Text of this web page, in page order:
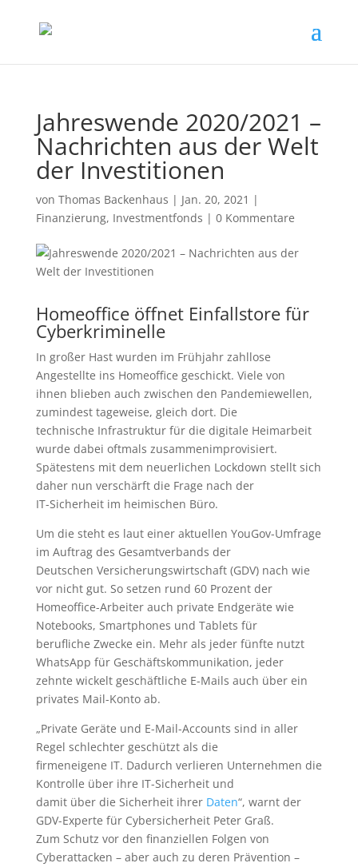
Jahreswende 2020/2021 –
Nachrichten aus der Welt
der Investitionen
von Thomas Backenhaus | Jan. 20, 2021 |
Finanzierung, Investmentfonds | 0 Kommentare
Homeoffice öffnet Einfallstore für
Cyberkriminelle
In großer Hast wurden im Frühjahr zahllose
Angestellte ins Homeoffice geschickt. Viele von
ihnen blieben auch zwischen den Pandemiewellen,
zumindest tageweise, gleich dort. Die
technische Infrastruktur für die digitale Heimarbeit
wurde dabei oftmals zusammenimprovisiert.
Spätestens mit dem neuerlichen Lockdown stellt sich
daher nun verschärft die Frage nach der
IT-Sicherheit im heimischen Büro.
Um die steht es laut einer aktuellen YouGov-Umfrage
im Auftrag des Gesamtverbands der
Deutschen Versicherungswirtschaft (GDV) nach wie
vor nicht gut. So setzen rund 60 Prozent der
Homeoffice-Arbeiter auch private Endgeräte wie
Notebooks, Smartphones und Tablets für
berufliche Zwecke ein. Mehr als jeder fünfte nutzt
WhatsApp für Geschäftskommunikation, jeder
zehnte wickelt geschäftliche E-Mails auch über ein
privates Mail-Konto ab.
„Private Geräte und E-Mail-Accounts sind in aller
Regel schlechter geschützt als die
firmeneigene IT. Dadurch verlieren Unternehmen die
Kontrolle über ihre IT-Sicherheit und
damit über die Sicherheit ihrer Daten“, warnt der
GDV-Experte für Cybersicherheit Peter Graß.
Zum Schutz vor den finanziellen Folgen von
Cyberattacken – aber auch zu deren Prävention –